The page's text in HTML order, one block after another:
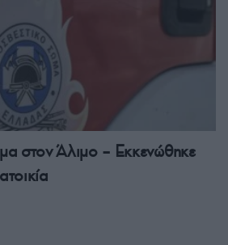
στον Άλιμο – Εκκενώθηκε